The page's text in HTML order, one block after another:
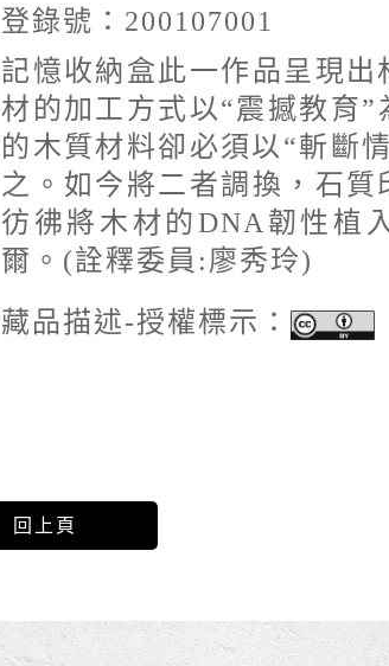
登錄號：200107001
記憶收納盒此一作品呈現出
材的加工方式以“震撼教育”
的木質材料卻必須以“斬斷
之。如今將二者調換，石質
彷彿將木材的DNA韌性植
爾。(詮釋委員:廖秀玲)
藏品描述-授權標示：
回上頁